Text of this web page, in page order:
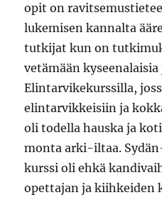
opit on
lukemisen kannalta
tutkijat kun on
vetämään
Elintarvikekurssilla,
elintarvikkeisiin ja
oli todella hauska ja
monta arki-iltaa.
kurssi oli ehkä
opettajan ja kiihkeiden